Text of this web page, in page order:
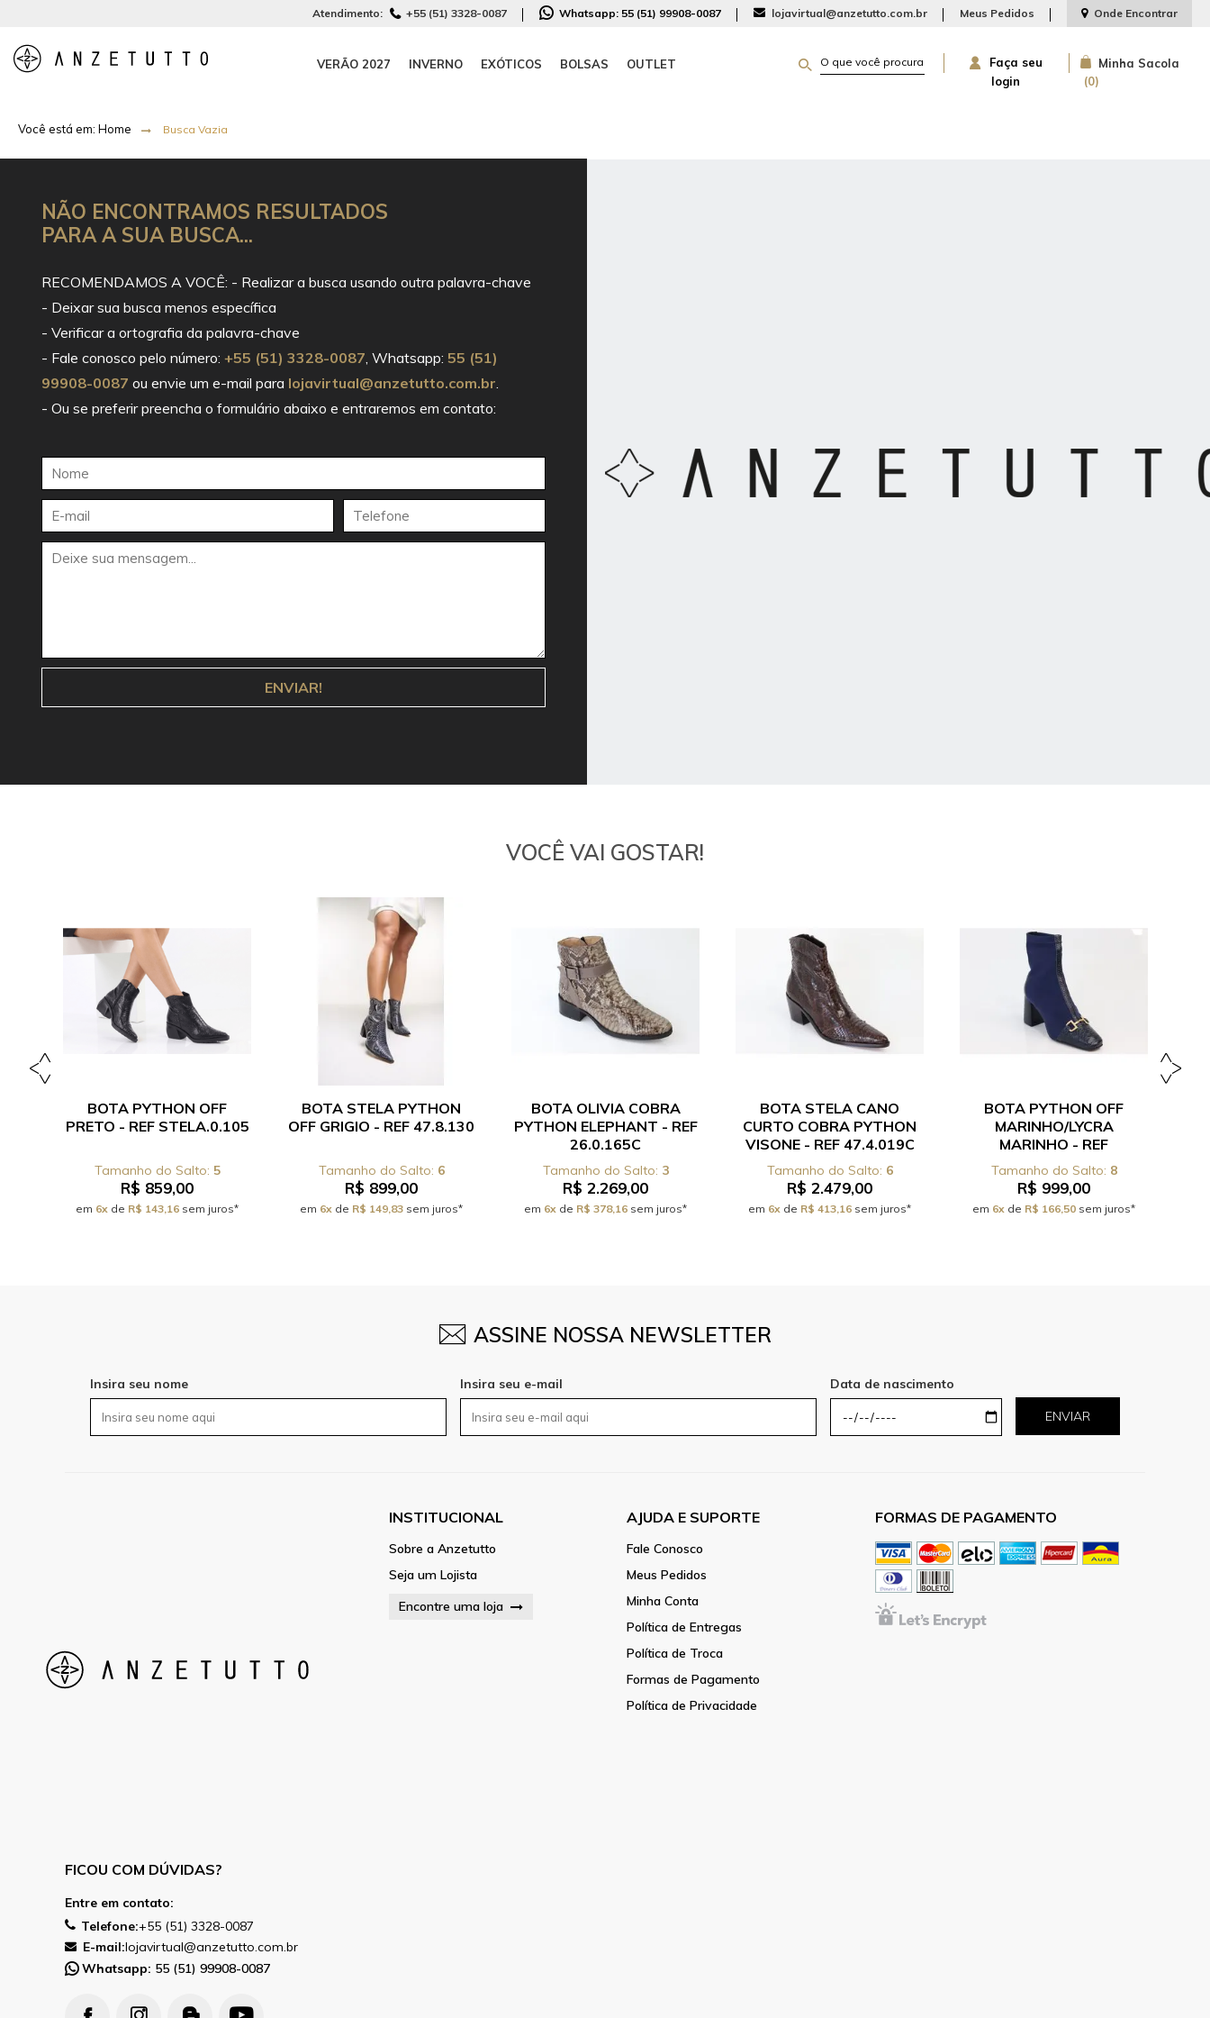
Atendimento: +55 (51) 3328-0087 Whatsapp: 55 (51) 99908-0087 lojavirtual@anzetutto.com.br Meus Pedidos Onde Encontrar
VERÃO 2027 INVERNO EXÓTICOS BOLSAS OUTLET
Faça seu
login
Minha Sacola
0
Busca Vazia
NÃO ENCONTRAMOS RESULTADOS
PARA A SUA BUSCA...
RECOMENDAMOS A VOCÊ: - Realizar a busca usando outra palavra-chave
- Deixar sua busca menos específica
- Verificar a ortografia da palavra-chave
- Fale conosco pelo número: +55 (51) 3328-0087, Whatsapp: 55 (51)
99908-0087 ou envie um e-mail para lojavirtual@anzetutto.com.br.
- Ou se preferir preencha o formulário abaixo e entraremos em contato:
ENVIAR!
VOCÊ VAI GOSTAR!
BOTA PYTHON OFF
PRETO - REF STELA.0.105
5
R$ 859,00
em 6x de R$ 143,16 sem juros*
BOTA STELA PYTHON
OFF GRIGIO - REF 47.8.130
6
R$ 899,00
em 6x de R$ 149,83 sem juros*
BOTA OLIVIA COBRA
PYTHON ELEPHANT - REF
26.0.165C
3
R$ 2.269,00
em 6x de R$ 378,16 sem juros*
BOTA STELA CANO
CURTO COBRA PYTHON
VISONE - REF 47.4.019C
6
R$ 2.479,00
em 6x de R$ 413,16 sem juros*
BOTA PYTHON OFF
MARINHO/LYCRA
MARINHO - REF
CARLA.5.129
8
R$ 999,00
em 6x de R$ 166,50 sem juros*
ASSINE NOSSA NEWSLETTER
Insira seu nome Insira seu e-mail
Data de nascimento
ENVIAR
FICOU COM DÚVIDAS?
Entre em contato:
Telefone:+55 (51) 3328-0087
E-mail:lojavirtual@anzetutto.com.br
Whatsapp: 55 (51) 99908-0087
INSTITUCIONAL
Sobre a Anzetutto
Seja um Lojista
Encontre uma loja
AJUDA E SUPORTE
Fale Conosco
Meus Pedidos
Minha Conta
Política de Entregas
Política de Troca
Formas de Pagamento
Política de Privacidade
FORMAS DE PAGAMENTO